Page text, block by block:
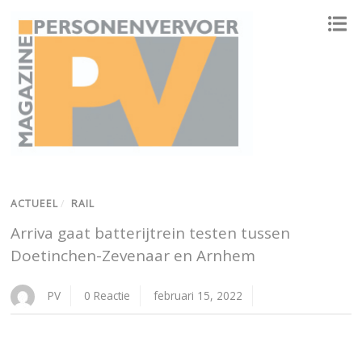
ACTUEEL / RAIL
Arriva gaat batterijtrein testen tussen
Doetinchen-Zevenaar en Arnhem
PV 0 Reactie februari 15, 2022